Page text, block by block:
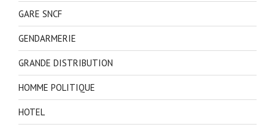
GARE SNCF
GENDARMERIE
GRANDE DISTRIBUTION
HOMME POLITIQUE
HOTEL